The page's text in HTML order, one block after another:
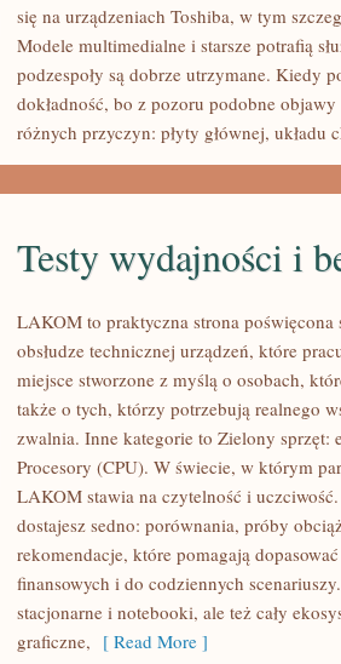
CHMURZE
STREAMING
się na urządzeniach Toshiba, w tym
Modele multimedialne i starsze potrafią
podzespoły są dobrze utrzymane. Kiedy
dokładność, bo z pozoru podobne
różnych przyczyn: płyty głównej, układu
TESTY
WYDAJNOŚCI
BENCHMARKI
Testy wydajności i
LAKOM to praktyczna strona
obsłudze technicznej urządzeń, które
miejsce stworzone z myślą o osobach,
także o tych, którzy potrzebują realnego
zwalnia. Inne kategorie to Zielony sprzęt:
Procesory (CPU). W świecie, w którym
LAKOM stawia na czytelność i
dostajesz sedno: porównania, próby
rekomendacje, które pomagają
finansowych i do codziennych
stacjonarne i notebooki, ale też cały
graficzne, [ Read More ]